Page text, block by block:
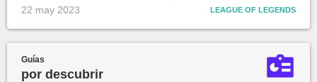
22 may 2023 LEAGUE OF LEGENDS
Guías
por descubrir